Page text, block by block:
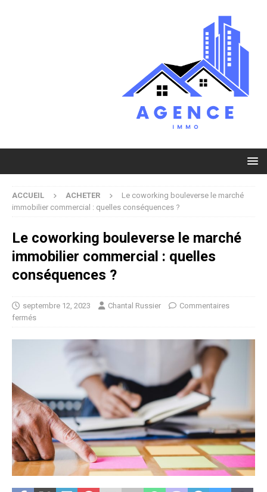
ACCUEIL ACHETER
Le coworking bouleverse le marché
immobilier commercial : quelles conséquences ?
Le coworking bouleverse le marché
immobilier commercial : quelles
conséquences ?
septembre 12, 2023 Chantal Russier
Commentaires
fermés